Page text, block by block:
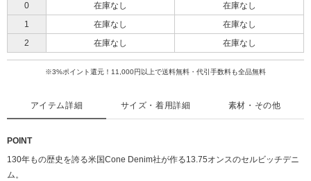
0
在庫なし
在庫なし
1
在庫なし
在庫なし
2
在庫なし 在庫なし
※3%ポイント還元！11,000円以上で送料無料・代引手数料も全品無料
アイテム詳細
POINT
130年もの歴史を誇る米国Cone Denim社が作る13.75オンスのセルビッチデニ
ム。
サイズ・着用詳細 素材・その他